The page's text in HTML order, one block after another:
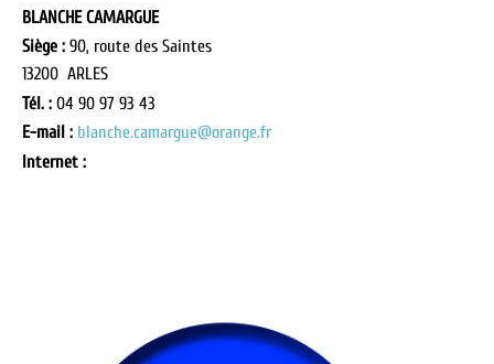
BLANCHE CAMARGUE
Siège : 90, route des Saintes
13200 ARLES
Tél. : 04 90 97 93 43
E-mail : blanche.camargue@orange.fr
Internet :